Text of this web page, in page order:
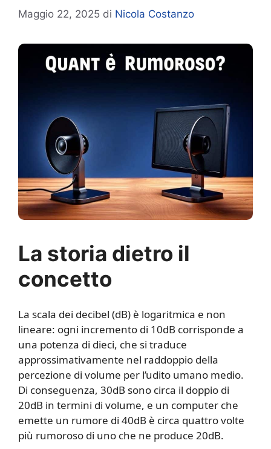
Maggio 22, 2025 di Nicola Costanzo
La storia dietro il
concetto
La scala dei decibel (dB) è logaritmica e non
lineare: ogni incremento di 10dB corrisponde a
una potenza di dieci, che si traduce
approssimativamente nel raddoppio della
percezione di volume per l’udito umano medio.
Di conseguenza, 30dB sono circa il doppio di
20dB in termini di volume, e un computer che
emette un rumore di 40dB è circa quattro volte
più rumoroso di uno che ne produce 20dB.